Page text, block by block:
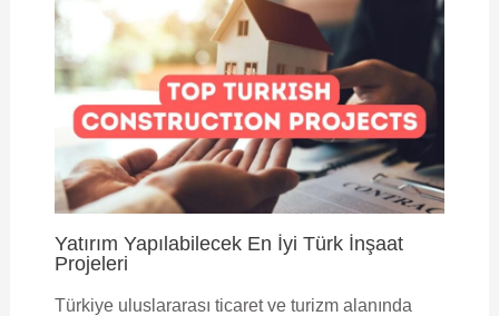
Yatırım Yapılabilecek En İyi Türk İnşaat
Projeleri
Türkiye uluslararası ticaret ve turizm alanında